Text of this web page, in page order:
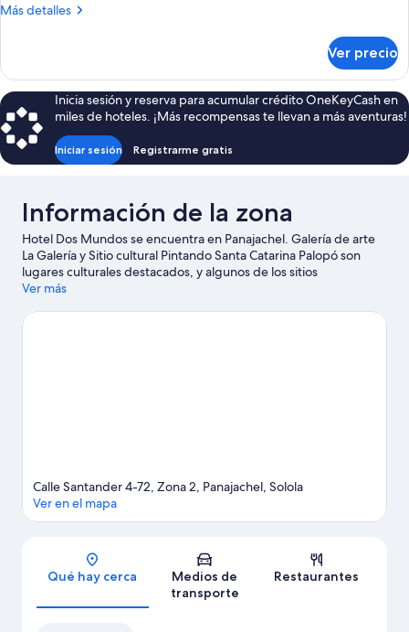
varias
no
fumadores
Más detalles
Más
triple
Confort,
varias
camas,
para
no
Ver precio
Inicia sesión y reserva para acumular crédito OneKeyCash en
miles de hoteles. ¡Más recompensas te llevan a más aventuras!
Iniciar sesión Registrarme gratis
Información de la zona
Hotel Dos Mundos se encuentra en Panajachel. Galería de arte
La Galería y Sitio cultural Pintando Santa Catarina Palopó son
lugares culturales destacados, y algunos de los sitios
emblemáticos del área incluyen Pascual Abaj y Portal de los
Cakchiquel y Atitlan Reserve Butterfly Garden.
Ver más
Sección del mapa
Calle Santander 4-72, Zona 2, Panajachel, Solola
Ver en el mapa
Qué hay cerca
Medios de
transporte
Restaurantes